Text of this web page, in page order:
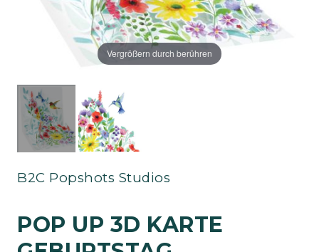
Vergrößern durch berühren
B2C Popshots Studios
POP UP 3D KARTE